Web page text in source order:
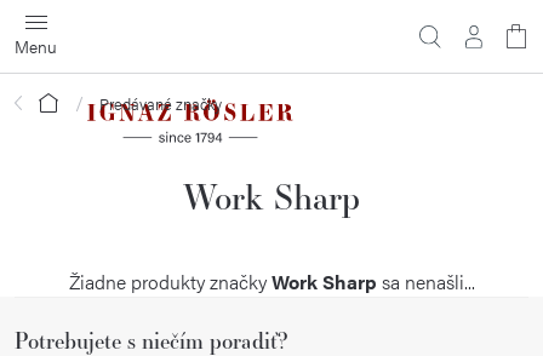
Prejsť
na
obsah
Domov Predávané značky
Work Sharp
Žiadne produkty značkyWork Sharp sa nenašli...
Potrebujete s niečím poradiť?